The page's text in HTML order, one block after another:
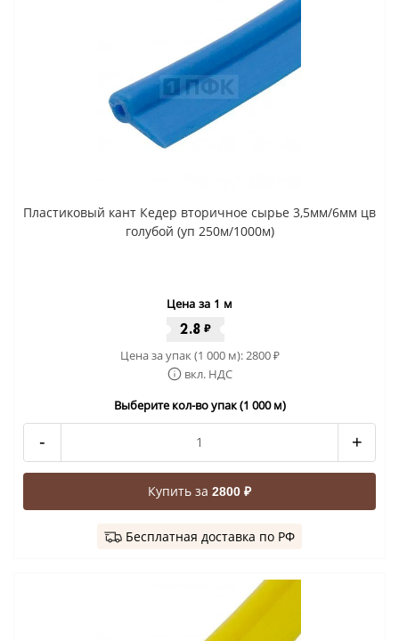
Пластиковый кант Кедер вторичное сырье 3,5мм/6мм цв
голубой (уп 250м/1000м)
Цена за 1 м
2.8 ₽
Цена за упак (1 000 м):2800₽
вкл. НДС
Выберите кол-во упак (1 000 м)
- +
Купить за 2800 ₽
Бесплатная доставка по РФ